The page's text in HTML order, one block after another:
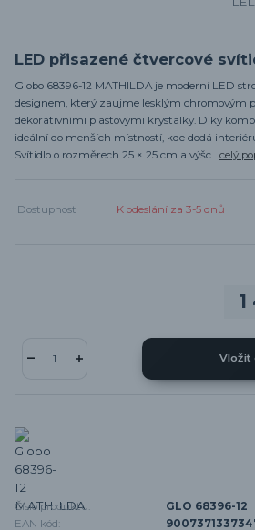
LED přisazené čtvercové
Globo 68396-12 MATHILDA je moderní LED
designem, který zaujme lesklým chromovým
dekorativními plastovými krystalky. Díky
ideální do menších místností, kde dodá
Svítidlo o rozměrech 25 × 25 cm a výšc... celý
Dostupnost K odeslání za 3-5 dnů
Vložit
Číslo produktu:
GLO 68396-12
EAN kód: